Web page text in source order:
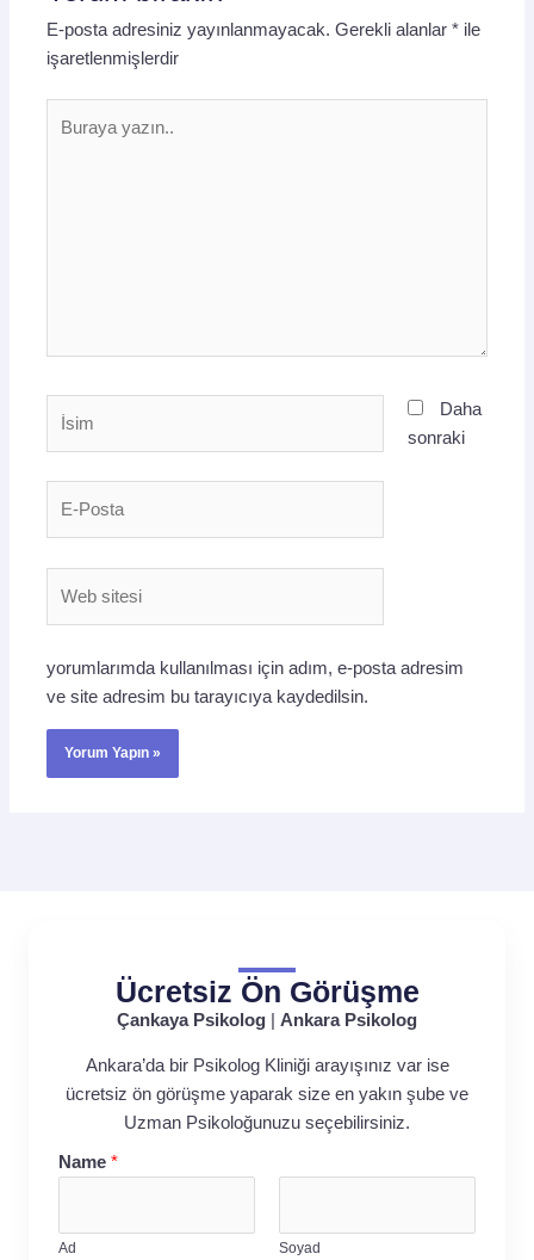
E-posta adresiniz yayınlanmayacak. Gerekli alanlar* ile
işaretlenmişlerdir
yazın..
Daha
sonraki
yorumlarımda kullanılması için adım, e-posta adresim
ve site adresim bu tarayıcıya kaydedilsin.
Ücretsiz Ön Görüşme
Çankaya Psikolog Ankara Psikolog
Ankara’da bir Psikolog Kliniği arayışınız var ise
ücretsiz ön görüşme yaparak size en yakın şube ve
Uzman Psikoloğunuzu seçebilirsiniz.
Name *
Ad Soyad